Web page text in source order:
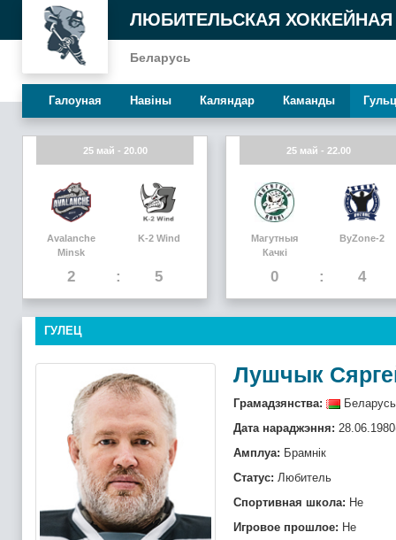
ЛЮБИТЕЛЬСКАЯ ХОККЕЙНАЯ
Беларусь
Галоуная Навiны Каляндар Каманды
25 май - 20.00
Avalanche
Minsk
2
K-2 Wind
5
25 май - 22.00
Магутныя
Качкi
0
ByZone-2
4
ГУЛЕЦ
Лушчык
Грамадзянства:
Беларусь
Дата нараджэння:
Амплуа: Брамнiк
Статус: Любитель
Спортивная школа: Не
Игровое прошлое: Не